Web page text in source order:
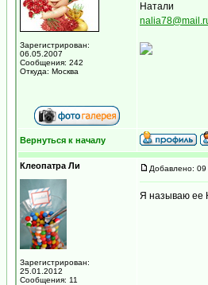
Зарегистрирован:
06.05.2007
Сообщения: 242
Откуда: Москва
Натали
Вернуться к началу
Клеопатра Ли
Зарегистрирован:
25.01.2012
Сообщения: 11
Добавлено:
Я называю ее